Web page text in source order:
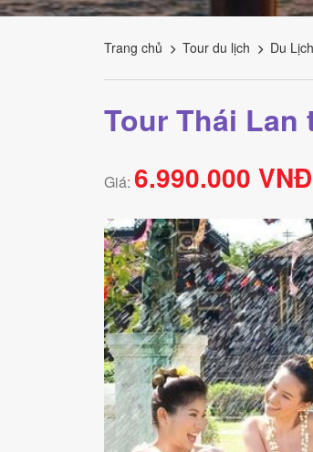
Trang chủ Tour du lịch Du
Tour Thái Lan
Giá: 6.990.000 VNĐ